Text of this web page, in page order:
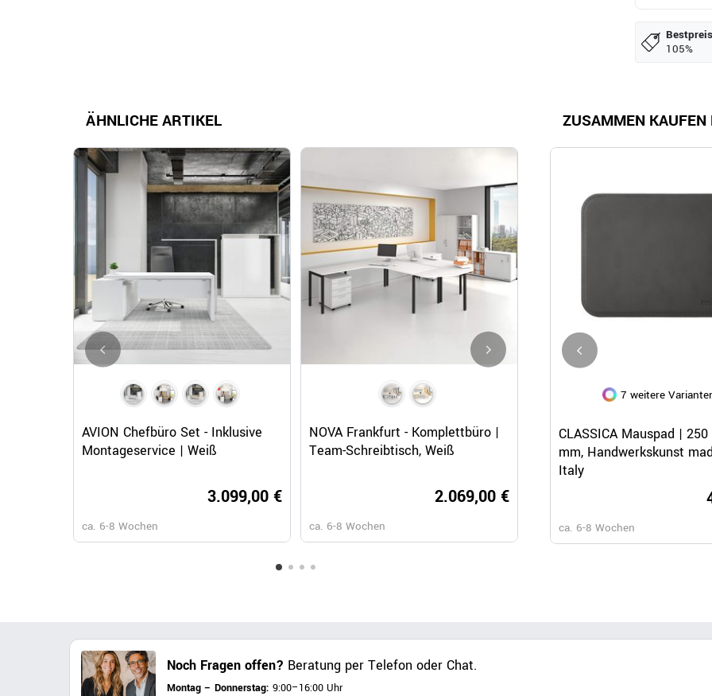
105%
ÄHNLICHE ARTIKEL
AVION Chefbüro Set - Inklusive
Montageservice | Weiß
3.099,00 €
ca. 6-8 Wochen
NOVA Frankfurt - Komplettbüro |
Team-Schreibtisch, Weiß
2.069,00 €
ca. 6-8 Wochen
Schnellansicht
ZUSAMMEN
7 weitere
CLASSICA Mauspad |
mm, Handwerkskunst
Italy
ca. 6-8 Wochen
Noch Fragen offen? Beratung per Telefon oder Chat.
Montag – Donnerstag: 9:00–16:00 Uhr